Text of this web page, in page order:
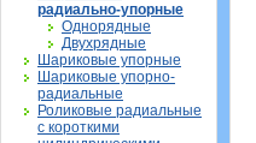
радиально-упорные
Однорядные
Двухрядные
Шариковые упорные
Шариковые упорно-
радиальные
Роликовые радиальные
с короткими